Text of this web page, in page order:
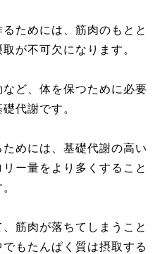
ためには、筋肉のもとと
が不可欠になります。
ど、体を保つために必要
代謝です。
めには、基礎代謝の高い
ー量をより多くすること
筋肉が落ちてしまうこと
もたんぱく質は摂取する